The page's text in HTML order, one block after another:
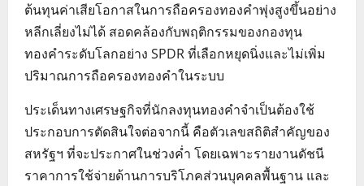
ต้นทุนค่าเสียโอกาสในการถือครองทองคำพุ่งสูงขึ้นอย่าง
หลีกเลี่ยงไม่ได้ สอดคล้องกับพฤติกรรมของกองทุน
ทองคำระดับโลกอย่าง SPDR ที่เลือกหยุดนิ่งและไม่เพิ่ม
ปริมาณการถือครองทองคำในระบบ
ประเด็นทางเศรษฐกิจที่นักลงทุนทองคำจำเป็นต้องใช้
ประกอบการตัดสินใจต่อจากนี้ คือตัวเลขสถิติสำคัญของ
สหรัฐฯ ที่จะประกาศในช่วงค่ำ โดยเฉพาะรายงานดัชนี
ราคาการใช้จ่ายด้านการบริโภคส่วนบุคคลพื้นฐาน และ